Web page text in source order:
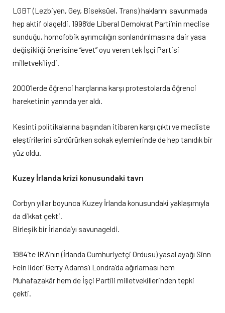
LGBT (Lezbiyen, Gey, Biseksüel, Trans) haklarını savunmada
hep aktif olageldi. 1998’de Liberal Demokrat Parti’nin meclise
sunduğu, homofobik ayrımcılığın sonlandırılmasına dair yasa
değişikliği önerisine “evet” oyu veren tek İşçi Partisi
milletvekiliydi.
2000’lerde öğrenci harçlarına karşı protestolarda öğrenci
hareketinin yanında yer aldı.
Kesinti politikalarına başından itibaren karşı çıktı ve mecliste
eleştirilerini sürdürürken sokak eylemlerinde de hep tanıdık bir
yüz oldu.
Kuzey İrlanda krizi konusundaki tavrı
Corbyn yıllar boyunca Kuzey İrlanda konusundaki yaklaşımıyla
da dikkat çekti.
Birleşik bir İrlanda’yı savunageldi.
1984’te IRA’nın (İrlanda Cumhuriyetçi Ordusu) yasal ayağı Sinn
Fein lideri Gerry Adams’ı Londra’da ağırlaması hem
Muhafazakâr hem de İşçi Partili milletvekillerinden tepki
çekti.